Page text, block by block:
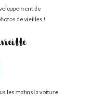
de
de vieilles !
les matins la voiture